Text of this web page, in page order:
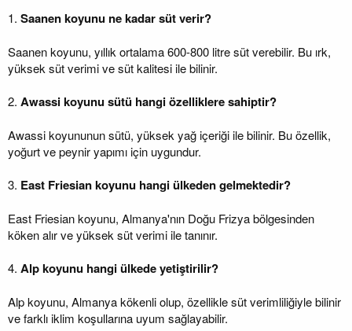
1. Saanen koyunu ne kadar süt verir?
Saanen koyunu, yıllık ortalama 600-800 litre süt verebilir. Bu ırk,
yüksek süt verimi ve süt kalitesi ile bilinir.
2. Awassi koyunu sütü hangi özelliklere sahiptir?
Awassi koyununun sütü, yüksek yağ içeriği ile bilinir. Bu özellik,
yoğurt ve peynir yapımı için uygundur.
3. East Friesian koyunu hangi ülkeden gelmektedir?
East Friesian koyunu, Almanya'nın Doğu Frizya bölgesinden
köken alır ve yüksek süt verimi ile tanınır.
4. Alp koyunu hangi ülkede yetiştirilir?
Alp koyunu, Almanya kökenli olup, özellikle süt verimliliğiyle bilinir
ve farklı iklim koşullarına uyum sağlayabilir.